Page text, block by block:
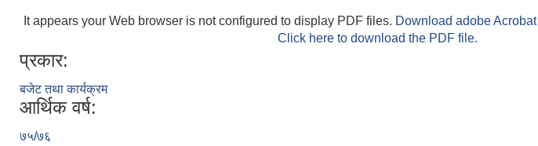
It appears your Web browser is not configured to display PDF files. Download adobe Acrobat
Click here to download the PDF file.
प्रकार:
बजेट तथा कार्यक्रम
आर्थिक वर्ष:
७५/७६